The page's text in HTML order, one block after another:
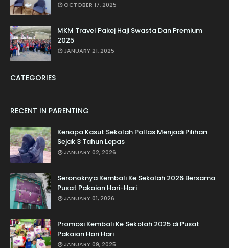
OCTOBER 17, 2025
MKM Travel Pakej Haji Swasta Dan Premium
2025
JANUARY 21, 2025
CATEGORIES
RECENT IN PARENTING
Kenapa Kasut Sekolah Pallas Menjadi Pilihan
Sejak 3 Tahun Lepas
JANUARY 02, 2026
Seronoknya Kembali Ke Sekolah 2026 Bersama
Pusat Pakaian Hari-Hari
JANUARY 01, 2026
Promosi Kembali Ke Sekolah 2025 di Pusat
Pakaian Hari Hari
JANUARY 09, 2025